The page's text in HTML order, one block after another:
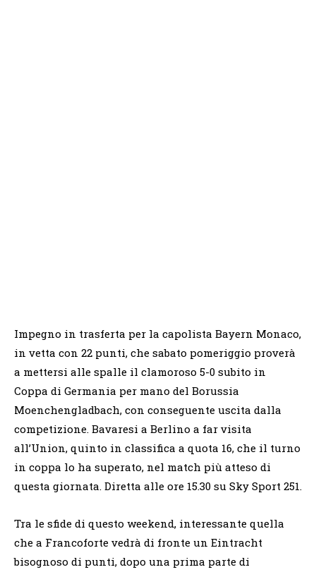
Impegno in trasferta per la capolista Bayern Monaco,
in vetta con 22 punti, che sabato pomeriggio proverà
a mettersi alle spalle il clamoroso 5-0 subito in
Coppa di Germania per mano del Borussia
Moenchengladbach, con conseguente uscita dalla
competizione. Bavaresi a Berlino a far visita
all’Union, quinto in classifica a quota 16, che il turno
in coppa lo ha superato, nel match più atteso di
questa giornata. Diretta alle ore 15.30 su Sky Sport 251.
Tra le sfide di questo weekend, interessante quella
che a Francoforte vedrà di fronte un Eintracht
bisognoso di punti, dopo una prima parte di